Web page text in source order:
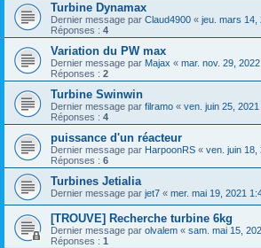
Turbine Dynamax
Dernier message par Claud4900 « jeu. mars 14,
Réponses : 4
Variation du PW max
Dernier message par Majax « mar. nov. 29,
Réponses : 2
Turbine Swinwin
Dernier message par filramo « ven. juin 25,
Réponses : 4
puissance d'un réacteur
Dernier message par HarpoonRS « ven. juin 18,
Réponses : 6
Turbines Jetialia
Dernier message par jet7 « mer. mai 19, 2021
[TROUVE] Recherche turbine 6kg
Dernier message par olvalem « sam. mai 15,
Réponses : 1